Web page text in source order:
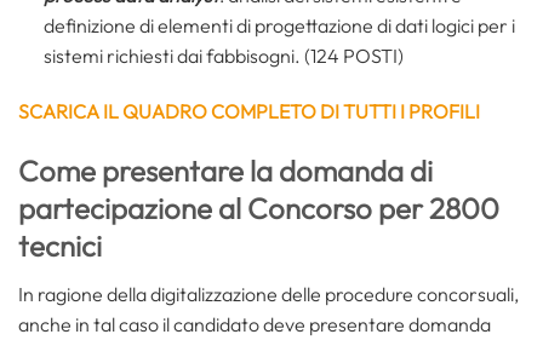
definizione di elementi di progettazione di dati logici per i
sistemi richiesti dai fabbisogni. (124 POSTI)
SCARICA IL QUADRO COMPLETO DI TUTTI I PROFILI
Come presentare la domanda di
partecipazione al Concorso per 2800
tecnici
In ragione della digitalizzazione delle procedure concorsuali,
anche in tal caso il candidato deve presentare domanda